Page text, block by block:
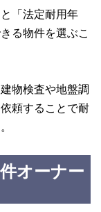
「法定耐用年
る物件を選ぶこ
物検査や地盤調
頼することで耐
オーナー